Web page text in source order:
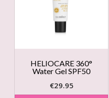
HELIOCARE 360°
Water Gel SPF50
€29.95